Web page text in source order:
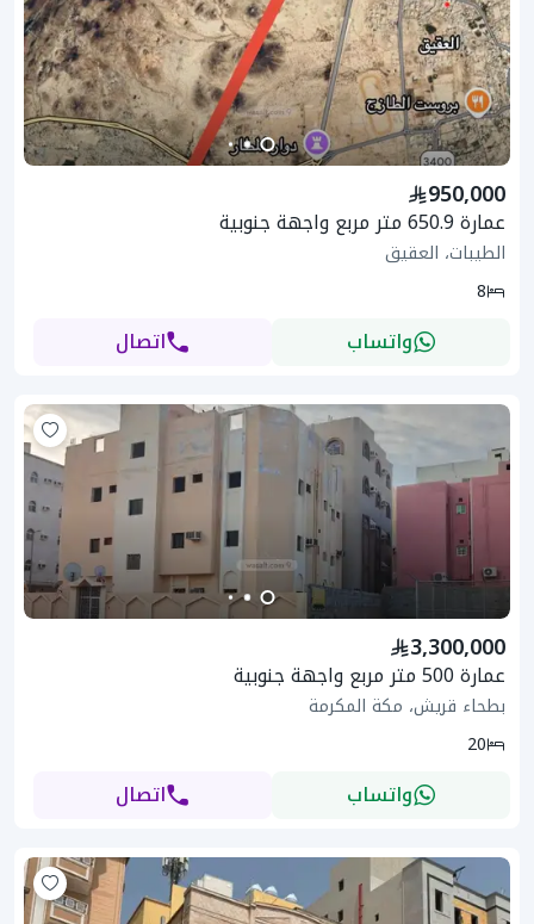
950,000
عمارة 650.9 متر مربع واجهة جنوبية
الطيبات، العقيق
8
واتساب اتصال
3,300,000
عمارة 500 متر مربع واجهة جنوبية
بطحاء قريش، مكة المكرمة
20
واتساب اتصال